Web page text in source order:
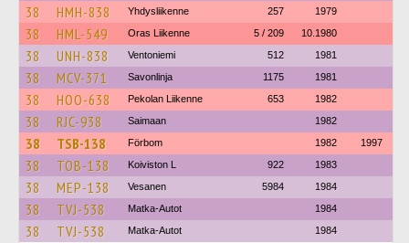
38 HMH-838 Yhdysliikenne 257 1979
38 HML-549 Oras Liikenne 5 / 209 10.1980
38 UNH-838 Ventoniemi 512 1981
38 MCV-371 Savonlinja 1175 1981
38 HOO-638 Pekolan Liikenne 653 1982
38 RJC-938 Saimaan 1982
38 TSB-138 Förbom 1982 1997
38 TOB-138 Koiviston L 922 1983
38 MEP-138 Vesanen 5984 1984
38 TVJ-538 Matka-Autot 1984
38 TVJ-538 Matka-Autot 1984